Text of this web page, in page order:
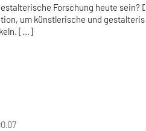
Forschung heute sein?
um künstlerische und
[...]